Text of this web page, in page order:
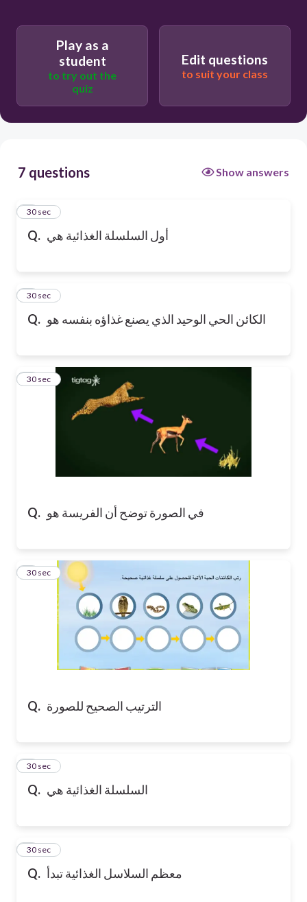
Play as a
student
to try out the
quiz
Edit questions
to suit your class
7 questions Show answers
Q. أول السلسلة الغذائية هي
1
30 sec
Q. الكائن الحي الوحيد الذي يصنع غذاؤه بنفسه هو
2
30 sec
Q. في الصورة توضح أن الفريسة هو
3
30 sec
Q. الترتيب الصحيح للصورة
4
30 sec
Q. السلسلة الغذائية هي
5
30 sec
Q. معظم السلاسل الغذائية تبدأ
6
30 sec